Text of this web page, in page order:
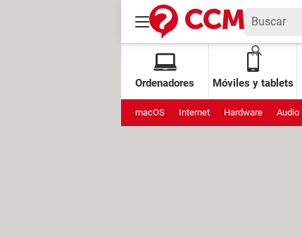
Ordenadores Móviles y tablets
macOS Internet Hardware Audio